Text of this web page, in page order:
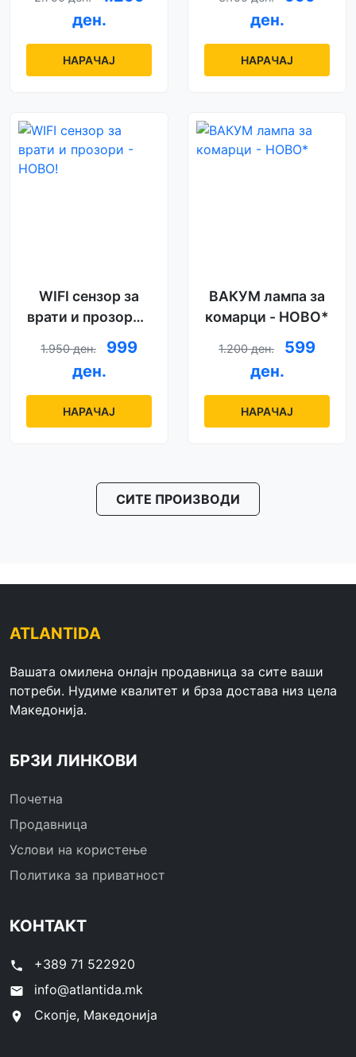
ден.
НАРАЧАЈ
ден.
НАРАЧАЈ
WIFI сензор за
врати и прозори -
НОВО!
1.950 ден.
999
ден.
НАРАЧАЈ
ВАКУМ лампа за
комарци - НОВО*
1.200 ден.
599
ден.
НАРАЧАЈ
СИТЕ ПРОИЗВОДИ
ATLANTIDA
Вашата омилена онлајн продавница за сите ваши
потреби. Нудиме квалитет и брза достава низ цела
Македонија.
БРЗИ ЛИНКОВИ
Почетна
Продавница
Услови на користење
Политика за приватност
КОНТАКТ
phone +389 71 522920
email info@atlantida.mk
location_on Скопје, Македонија